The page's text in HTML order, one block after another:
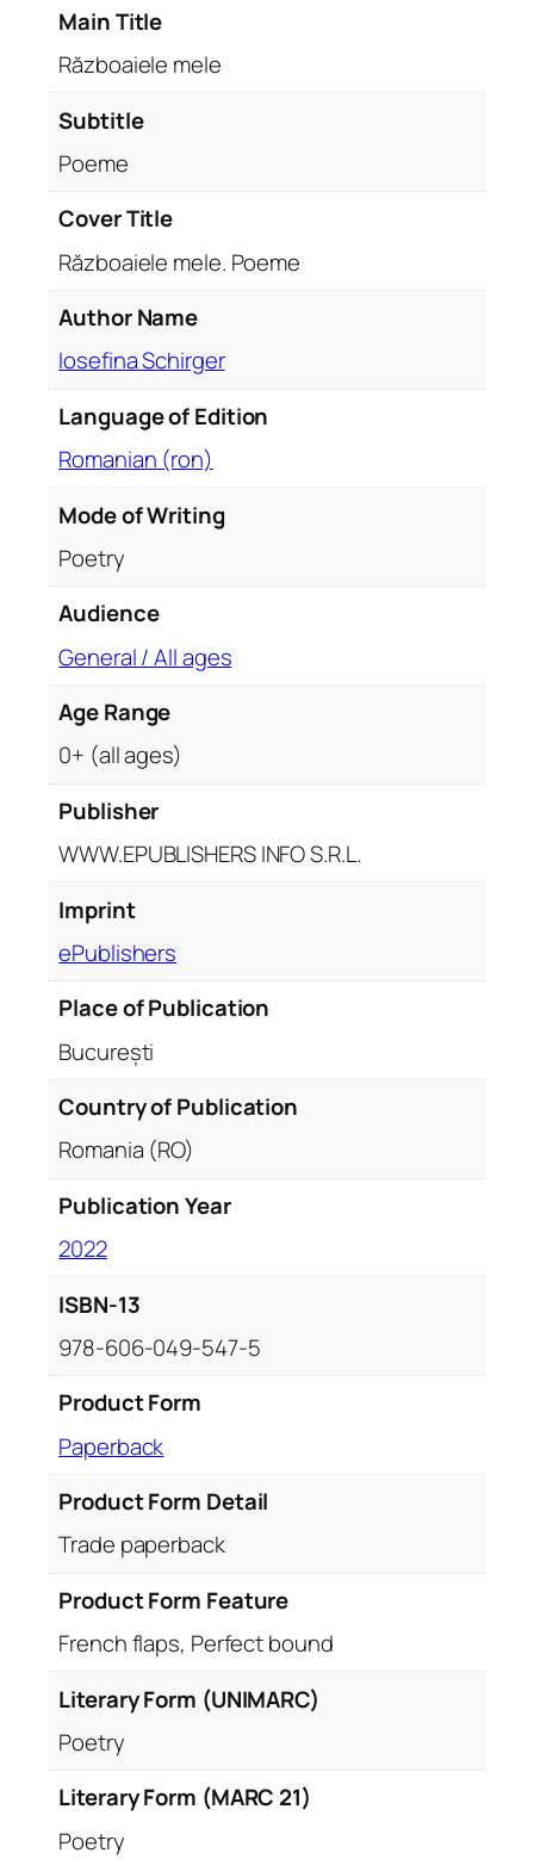
l
P
m
Main Title
Războaiele mele
Subtitle
Poeme
Cover Title
Războaiele mele. Poeme
Author Name
Iosefina Schirger
Language of Edition
Romanian (ron)
Mode of Writing
Poetry
Audience
General / All ages
Age Range
0+ (all ages)
Publisher
WWW.EPUBLISHERS INFO S.R.L.
Imprint
ePublishers
Place of Publication
București
Country of Publication
Romania (RO)
Publication Year
2022
ISBN-13
978-606-049-547-5
Product Form
Paperback
Product Form Detail
Trade paperback
Product Form Feature
French flaps, Perfect bound
Literary Form (UNIMARC)
Poetry
Literary Form (MARC 21)
Poetry